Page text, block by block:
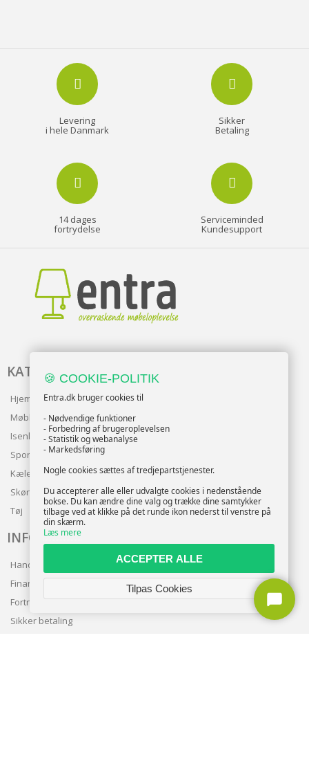
Levering
i hele Danmark
Sikker
Betaling
14 dages
fortrydelse
Serviceminded
Kundesupport
KATALOG
Hjem & Have
Møbler
Isenkram
Sport
Kæledyr
Skønhed
Tøj
INFO
Handelsbetingelser
Finansering
Fortrolighedspolitik
Sikker betaling
🍪 COOKIE-POLITIK
Entra.dk bruger cookies til
- Nødvendige funktioner
- Forbedring af brugeroplevelsen
- Statistik og webanalyse
- Markedsføring
Nogle cookies sættes af tredjepartstjenester.
Du accepterer alle eller udvalgte cookies i nedenstående
bokse. Du kan ændre dine valg og trække dine samtykker
tilbage ved at klikke på det runde ikon nederst til venstre på
din skærm.
Læs mere
ACCEPTER ALLE
Tilpas Cookies